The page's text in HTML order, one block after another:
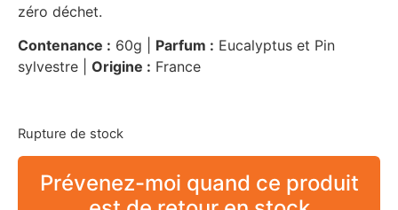
zéro déchet.
Contenance : 60g | Parfum : Eucalyptus et Pin
sylvestre | Origine : France
Rupture de stock
Prévenez-moi quand ce produit